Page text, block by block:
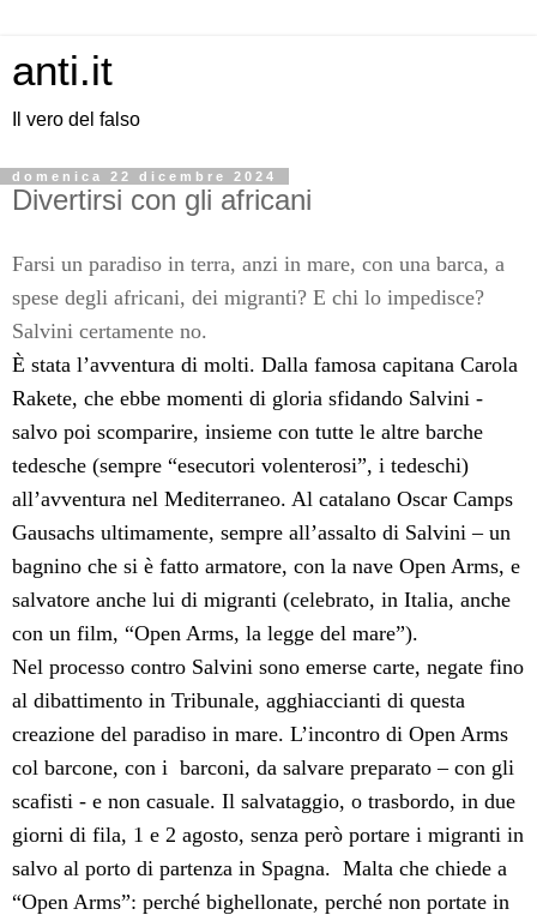
anti.it
Il vero del falso
domenica 22 dicembre 2024
Divertirsi con gli africani
Farsi un paradiso in terra, anzi in mare, con una barca, a
spese degli africani, dei migranti? E chi lo impedisce?
Salvini certamente no.
È stata l’avventura di molti. Dalla famosa capitana Carola
Rakete, che ebbe momenti di gloria sfidando Salvini -
salvo poi scomparire, insieme con tutte le altre barche
tedesche (sempre “esecutori volenterosi”, i tedeschi)
all’avventura nel Mediterraneo. Al catalano Oscar Camps
Gausachs ultimamente, sempre all’assalto di Salvini – un
bagnino che si è fatto armatore, con la nave Open Arms, e
salvatore anche lui di migranti (celebrato, in Italia, anche
con un film, “Open Arms, la legge del mare”).
Nel processo contro Salvini sono emerse carte, negate fino
al dibattimento in Tribunale, agghiaccianti di questa
creazione del paradiso in mare. L’incontro di Open Arms
col barcone, con i barconi, da salvare preparato – con gli
scafisti - e non casuale. Il salvataggio, o trasbordo, in due
giorni di fila, 1 e 2 agosto, senza però portare i migranti in
salvo al porto di partenza in Spagna. Malta che chiede a
“Open Arms”: perché bighellonate, perché non portate in